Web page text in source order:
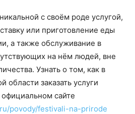
с своём роде услугой,
или приготовление еды
а также обслуживание в
на нём людей, вне
Узнать о том, как в
области заказать услуги
сайте
povody/festivali-na-prirode